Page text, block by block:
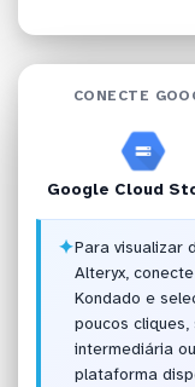
CONECTE
Google Cloud
✦Para visualizar
Alteryx,
Kondado e
poucos
intermediária
plataforma